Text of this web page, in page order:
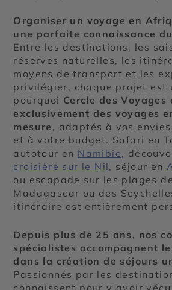
Organiser un voyage en
une parfaite connaissance
Entre les destinations, les
réserves naturelles, les
moyens de transport et les
privilégier, chaque projet est
pourquoi Cercle des Voyages
exclusivement des voyages
mesure , adaptés à vos
et à votre budget. Safari en
autotour en Namibie,
croisière sur le Nil, séjour en
ou escapade sur les plages
Madagascar ou des
itinéraire est entièrement
Depuis plus de 25 ans, nos
spécialistes accompagnent
dans la création de séjours
Passionnés par les
connaissent pour y avoir